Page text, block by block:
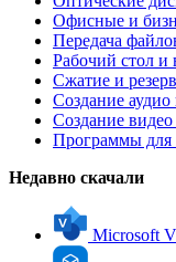
Офисные и
Передача
Рабочий стол и
Сжатие и
Создание
Создание
Программы для
Недавно скачали
Microsoft